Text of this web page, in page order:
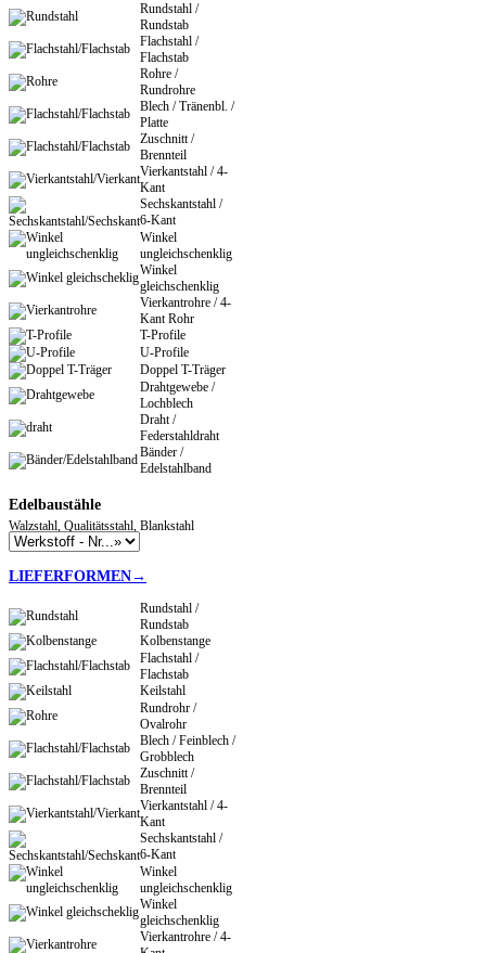
Rundstahl /
Rundstab
Flachstahl /
Flachstab
Rohre /
Rundrohre
Blech / Tränenbl. /
Platte
Zuschnitt /
Brennteil
Vierkantstahl / 4-
Kant
Sechskantstahl /
6-Kant
Winkel
ungleichschenklig
Winkel
gleichschenklig
Vierkantrohre / 4-
Kant Rohr
T-Profile
U-Profile
Doppel T-Träger
Drahtgewebe /
Lochblech
Draht /
Federstahldraht
Bänder /
Edelstahlband
Edelbaustähle
Walzstahl, Qualitätsstahl, Blankstahl
LIEFERFORMEN→
Rundstahl /
Rundstab
Kolbenstange
Flachstahl /
Flachstab
Keilstahl
Rundrohr /
Ovalrohr
Blech / Feinblech /
Grobblech
Zuschnitt /
Brennteil
Vierkantstahl / 4-
Kant
Sechskantstahl /
6-Kant
Winkel
ungleichschenklig
Winkel
gleichschenklig
Vierkantrohre / 4-